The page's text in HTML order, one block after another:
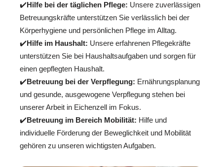
✔️Hilfe bei der täglichen Pflege: Unsere zuverlässigen
Betreuungskräfte unterstützen Sie verlässlich bei der
Körperhygiene und persönlichen Pflege im Alltag.
✔️Hilfe im Haushalt: Unsere erfahrenen Pflegekräfte
unterstützen Sie bei Haushaltsaufgaben und sorgen für
einen gepflegten Haushalt.
✔️Betreuung bei der Verpflegung: Ernährungsplanung
und gesunde, ausgewogene Verpflegung stehen bei
unserer Arbeit in Eichenzell im Fokus.
✔️Betreuung im Bereich Mobilität: Hilfe und
individuelle Förderung der Beweglichkeit und Mobilität
gehören zu unseren wichtigsten Aufgaben.